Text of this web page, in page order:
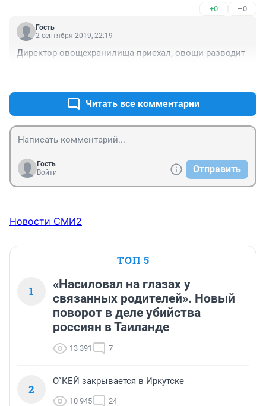
Как на Д.Востоке еще пять лет тому назад было
наводнение, а люди до сих пор страдают. А тут уже
новое наводнение.
+0 –0
Гость
2 сентября 2019, 22:19
Директор овощехранилища приехал, овощи разводит
Читать все комментарии
Гость
Войти
Отправить
Новости СМИ2
ТОП 5
1
«Насиловал на глазах у
связанных родителей». Новый
поворот в деле убийства
россиян в Таиланде
13 391 7
2
О`КЕЙ закрывается в Иркутске
10 945 24